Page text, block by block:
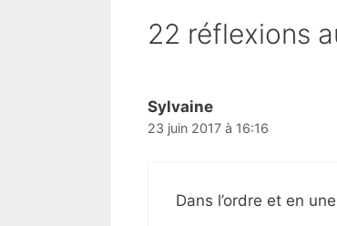
22 réflexions
Sylvaine
23 juin 2017 à 16:16
Dans l’ordre et en